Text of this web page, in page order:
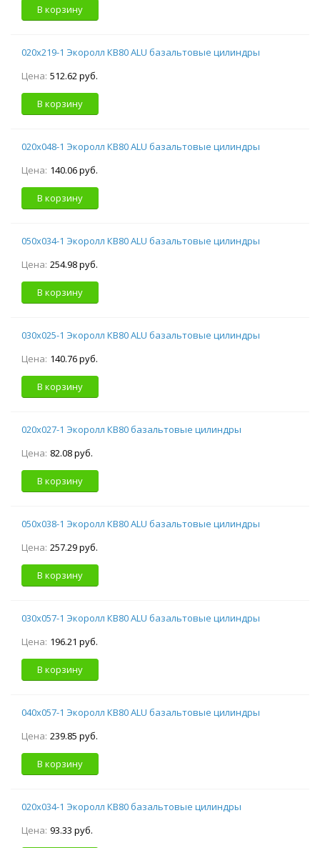
В корзину
020х219-1 Экоролл КВ80 ALU базальтовые цилиндры
Цена: 512.62 руб.
В корзину
020х048-1 Экоролл КВ80 ALU базальтовые цилиндры
Цена: 140.06 руб.
В корзину
050х034-1 Экоролл КВ80 ALU базальтовые цилиндры
Цена: 254.98 руб.
В корзину
030х025-1 Экоролл КВ80 ALU базальтовые цилиндры
Цена: 140.76 руб.
В корзину
020х027-1 Экоролл КВ80 базальтовые цилиндры
Цена: 82.08 руб.
В корзину
050х038-1 Экоролл КВ80 ALU базальтовые цилиндры
Цена: 257.29 руб.
В корзину
030х057-1 Экоролл КВ80 ALU базальтовые цилиндры
Цена: 196.21 руб.
В корзину
040х057-1 Экоролл КВ80 ALU базальтовые цилиндры
Цена: 239.85 руб.
В корзину
020х034-1 Экоролл КВ80 базальтовые цилиндры
Цена: 93.33 руб.